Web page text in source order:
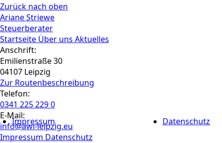
Impressum Datenschutz
Zurück nach oben
Ariane Striewe
Steuerberater
Startseite Über uns Aktuelles
Anschrift:
Emilienstraße 30
04107 Leipzig
Zur Routen­beschreibung
Telefon:
0341 225 229 0
E-Mail:
info@awi-leipzig.eu
Impressum Datenschutz